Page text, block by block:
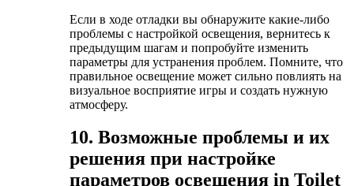
Если в ходе отладки вы обнаружите какие-либо
проблемы с настройкой освещения, вернитесь к
предыдущим шагам и попробуйте изменить
параметры для устранения проблем. Помните, что
правильное освещение может сильно повлиять на
визуальное восприятие игры и создать нужную
атмосферу.
10. Возможные проблемы и их
решения при настройке
параметров освещения in Toilet